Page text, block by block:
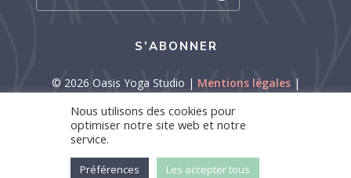
© 2026 Oasis Yoga Studio | Mentions légales |
Nous utilisons des cookies pour
optimiser notre site web et notre
service.
Préférences Les accepter tous